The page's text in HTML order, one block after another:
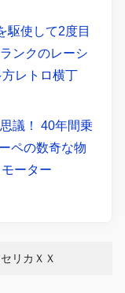
駆使して2度目
ンクのレーシ
レトロ横丁
議！ 40年間乗
ペの数奇な物
ーター
リカＸＸ